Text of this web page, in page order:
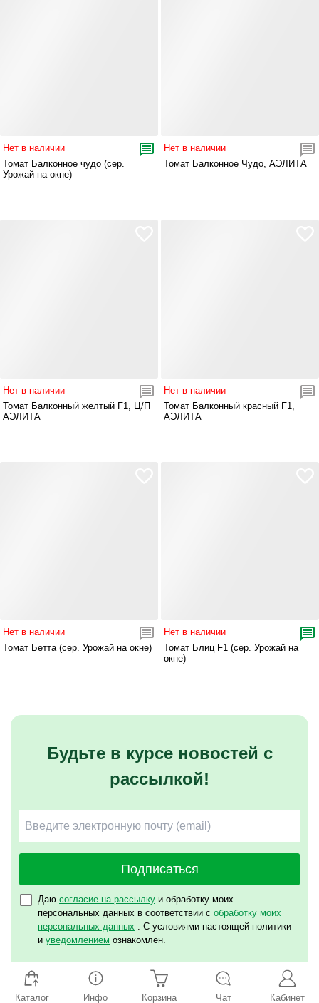
Нет в наличии
Томат Балконное чудо (сер.
Урожай на окне)
Нет в наличии
Томат Балконное Чудо, АЭЛИТА
Нет в наличии
Томат Балконный желтый F1, Ц/П
АЭЛИТА
Нет в наличии
Томат Балконный красный F1,
АЭЛИТА
Нет в наличии
Томат Бетта (сер. Урожай на окне)
Нет в наличии
Томат Блиц F1 (сер. Урожай на
окне)
Будьте в курсе новостей с
рассылкой!
Подписаться
Даю согласие на рассылку и обработку моих
персональных данных в соответствии с обработку моих
персональных данных . С условиями настоящей политики
и уведомлением ознакомлен.
Каталог Инфо Корзина Чат Кабинет